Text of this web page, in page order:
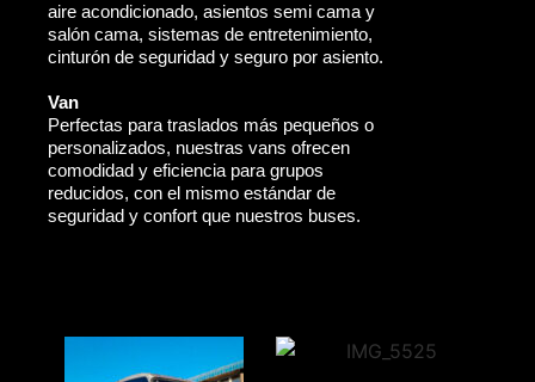
aire acondicionado, asientos semi cama y
salón cama, sistemas de entretenimiento,
cinturón de seguridad y seguro por asiento.
Van
Perfectas para traslados más pequeños o
personalizados, nuestras vans ofrecen
comodidad y eficiencia para grupos
reducidos, con el mismo estándar de
seguridad y confort que nuestros buses.